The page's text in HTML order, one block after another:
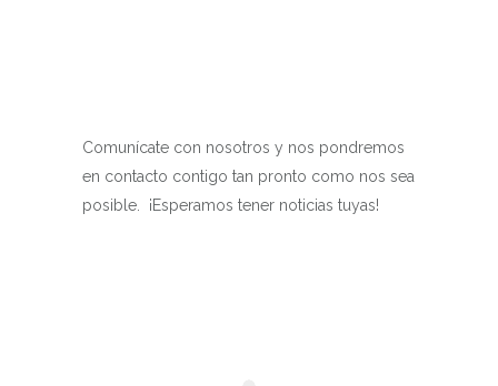
Comunícate con nosotros y nos pondremos
en contacto contigo tan pronto como nos sea
posible. ¡Esperamos tener noticias tuyas!